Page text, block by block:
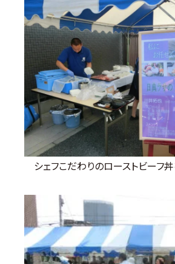
シェフこだわりのローストビーフ